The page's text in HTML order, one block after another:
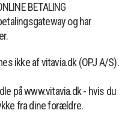
BETALING
og har
ikke af vitavia.dk (OPJ A/S).
på www.vitavia.dk - hvis du
fra dine forældre.